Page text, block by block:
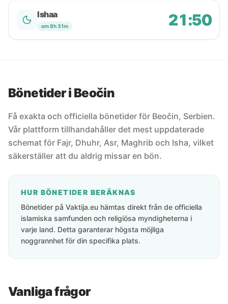
Ishaa
om 8h 31m 21:50
Bönetider i Beočin
Få exakta och officiella bönetider för Beočin, Serbien.
Vår plattform tillhandahåller det mest uppdaterade
schemat för Fajr, Dhuhr, Asr, Maghrib och Isha, vilket
säkerställer att du aldrig missar en bön.
HUR BÖNETIDER BERÄKNAS
Bönetider på Vaktija.eu hämtas direkt från de officiella
islamiska samfunden och religiösa myndigheterna i
varje land. Detta garanterar högsta möjliga
noggrannhet för din specifika plats.
Vanliga frågor